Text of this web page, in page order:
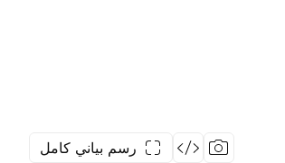
رسم بياني كامل